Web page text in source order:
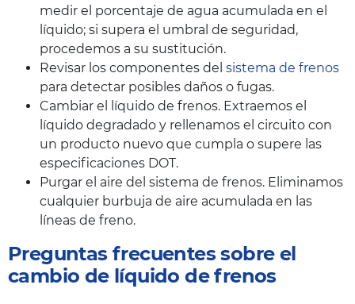
medir el porcentaje de agua acumulada en el
líquido; si supera el umbral de seguridad,
procedemos a su sustitución.
Revisar los componentes del sistema de frenos
para detectar posibles daños o fugas.
Cambiar el líquido de frenos. Extraemos el
líquido degradado y rellenamos el circuito con
un producto nuevo que cumpla o supere las
especificaciones DOT.
Purgar el aire del sistema de frenos. Eliminamos
cualquier burbuja de aire acumulada en las
líneas de freno.
Preguntas frecuentes sobre el
cambio de líquido de frenos